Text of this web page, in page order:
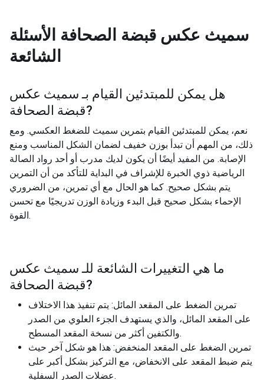
سميث عكس قبضة الصحافة الأسئلة
الشائعة
هل يمكن للمبتدئين القيام بـ سميث عكس
قبضة الصحافة?
نعم، يمكن للمبتدئين القيام بتمرين سميث للضغط العكسي. ومع
ذلك، من المهم أن تبدأ بوزن خفيف لضمان الشكل المناسب ومنع
الإصابة. من المفيد أيضًا أن يكون لديك مدرب أو أحد رواد الصالة
الرياضية ذوي الخبرة للإشراف في البداية للتأكد من أن التمرين
يتم بشكل صحيح. كما هو الحال مع أي تمرين، من الضروري
الإحماء بشكل صحيح قبل البدء وزيادة الوزن تدريجيًا مع تحسن
القوة.
ما هي التغييرات الشائعة للـ سميث عكس
قبضة الصحافة?
تمرين الضغط على المقعد المائل: يتم تنفيذ هذا الاختلاف
على المقعد المائل، والذي يستهدف الجزء العلوي من الصدر
والكتفين أكثر من نسخة المقعد المسطح.
تمرين الضغط على المقعد المنخفض: هذا هو شكل آخر حيث
يتم ضبط المقعد على الانخفاض، مع التركيز بشكل أكبر على
عضلات الصدر السفلية.